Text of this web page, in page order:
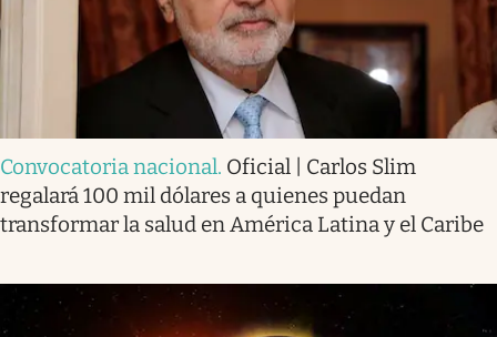
Convocatoria nacional. Oficial | Carlos Slim
regalará 100 mil dólares a quienes puedan
transformar la salud en América Latina y el Caribe